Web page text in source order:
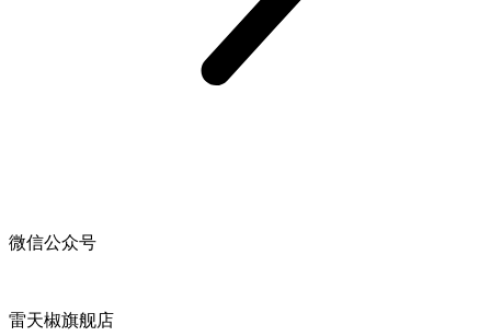
微信公众号
雷天椒旗舰店